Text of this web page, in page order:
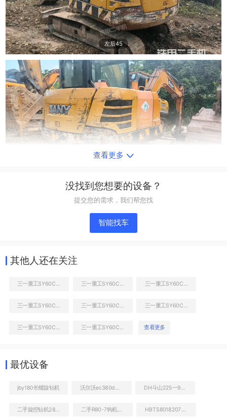
左后45
右前45
查看更多
没找到您想要的设备？
提交您的需求，我们帮您找
智能找车
其他人还在关注
三一重工SY60C挖掘机 三一重工SY60C挖掘机 三一重工SY60C挖掘机
三一重工SY60C挖掘机 三一重工SY60C挖掘机 三一重工SY60C挖掘机
三一重工SY60C挖掘机 三一重工SY60C挖掘机 查看更多
最优设备
jby180长螺旋钻机